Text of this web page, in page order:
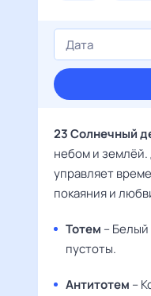
23 Солнечный
небом и землёй.
управляет
покаяния и
Тотем –
пустоты.
Антитотем –